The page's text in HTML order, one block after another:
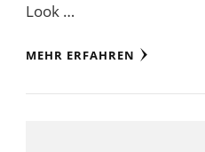
Look …
MEHR ERFAHREN